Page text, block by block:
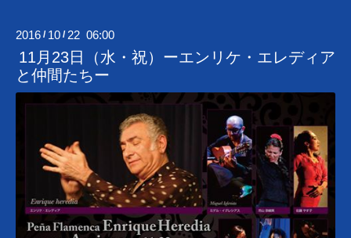
2016 / 10 / 22 06:00
11月23日（水・祝）ーエンリケ・エレディア
と仲間たちー